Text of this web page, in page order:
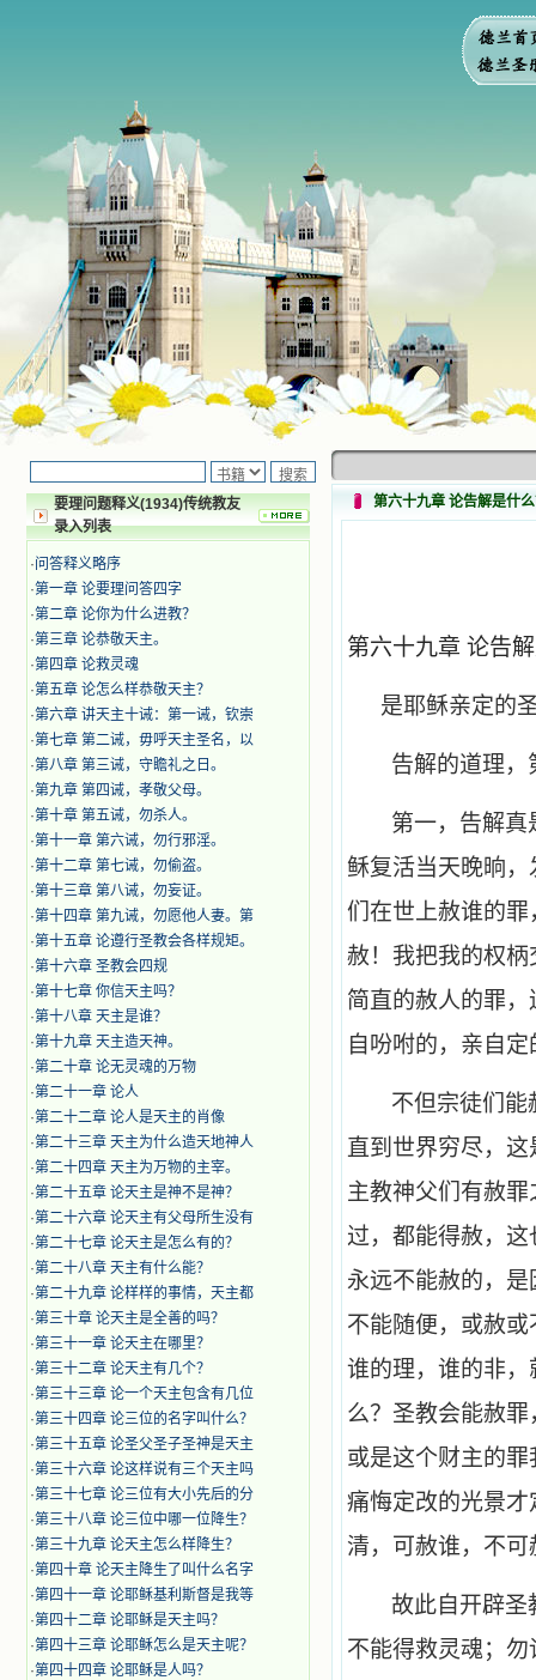
要理问题释义(1934)传统教友
录入列表
·问答释义略序
·第一章 论要理问答四字
·第二章 论你为什么进教？
·第三章 论恭敬天主。
·第四章 论救灵魂
·第五章 论怎么样恭敬天主？
·第六章 讲天主十诫：第一诫，钦崇
·第七章 第二诫，毋呼天主圣名，以
·第八章 第三诫，守瞻礼之日。
·第九章 第四诫，孝敬父母。
·第十章 第五诫，勿杀人。
·第十一章 第六诫，勿行邪淫。
·第十二章 第七诫，勿偷盗。
·第十三章 第八诫，勿妄证。
·第十四章 第九诫，勿愿他人妻。第
·第十五章 论遵行圣教会各样规矩。
·第十六章 圣教会四规
·第十七章 你信天主吗？
·第十八章 天主是谁？
·第十九章 天主造天神。
·第二十章 论无灵魂的万物
·第二十一章 论人
·第二十二章 论人是天主的肖像
·第二十三章 天主为什么造天地神人
·第二十四章 天主为万物的主宰。
·第二十五章 论天主是神不是神？
·第二十六章 论天主有父母所生没有
·第二十七章 论天主是怎么有的？
·第二十八章 天主有什么能？
·第二十九章 论样样的事情，天主都
·第三十章 论天主是全善的吗？
·第三十一章 论天主在哪里？
·第三十二章 论天主有几个？
·第三十三章 论一个天主包含有几位
·第三十四章 论三位的名字叫什么？
·第三十五章 论圣父圣子圣神是天主
·第三十六章 论这样说有三个天主吗
·第三十七章 论三位有大小先后的分
·第三十八章 论三位中哪一位降生？
·第三十九章 论天主怎么样降生？
·第四十章 论天主降生了叫什么名字
·第四十一章 论耶稣基利斯督是我等
·第四十二章 论耶稣是天主吗？
·第四十三章 论耶稣怎么是天主呢？
·第四十四章 论耶稣是人吗？
第六十九章 论告解是什
第六十九章 论告
是耶稣亲定的
告解的道理，
第一，告解真
稣复活当天晚晌
们在世上赦谁的
赦！我把我的权
简直的赦人的罪
自吩咐的，亲自定
不但宗徒们能
直到世界穷尽，
主教神父们有赦
过，都能得赦，
永远不能赦的，
不能随便，或赦
谁的理，谁的非
么？圣教会能赦
或是这个财主的
痛悔定改的光景
清，可赦谁，不可
故此自开辟圣
不能得救灵魂；